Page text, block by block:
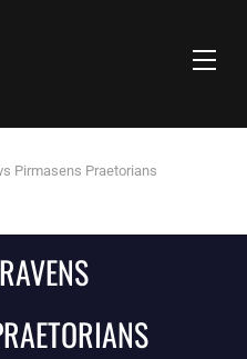
Pirmasens Praetorians